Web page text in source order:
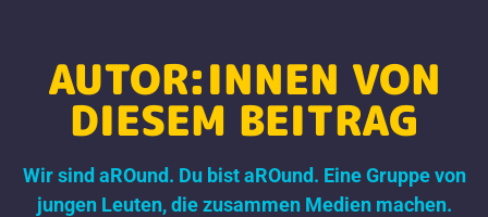
AUTOR:INNEN VON
DIESEM BEITRAG
Wir sind aROund. Du bist aROund. Eine Gruppe von
jungen Leuten, die zusammen Medien machen.